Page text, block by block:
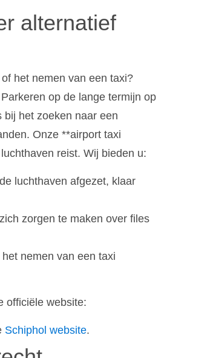
alternatief
het nemen van een taxi?
op de lange termijn op
het zoeken naar een
Onze **airport taxi
reist. Wij bieden u:
luchthaven afgezet, klaar
zorgen te maken over files
nemen van een taxi
officiële website:
Schiphol website.